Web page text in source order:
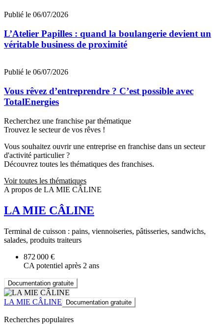
Publié le 06/07/2026
L’Atelier Papilles : quand la boulangerie devient un
véritable business de proximité
Publié le 06/07/2026
Vous rêvez d’entreprendre ? C’est possible avec
TotalEnergies
Recherchez une franchise par thématique
Trouvez le secteur de vos rêves !
Vous souhaitez ouvrir une entreprise en franchise dans un secteur
d'activité particulier ?
Découvrez toutes les thématiques des franchises.
Voir toutes les thématiques
A propos de LA MIE CÂLINE
LA MIE CÂLINE
Terminal de cuisson : pains, viennoiseries, pâtisseries, sandwichs,
salades, produits traiteurs
872 000 €
CA potentiel après 2 ans
Documentation gratuite
LA MIE CÂLINE Documentation gratuite
Recherches populaires